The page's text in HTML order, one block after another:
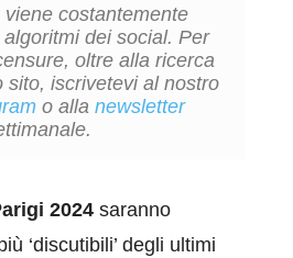
costantemente
dei social. Per
oltre alla ricerca
sito, iscrivetevi al nostro
o alla newsletter
2024 saranno
‘discutibili’ degli ultimi